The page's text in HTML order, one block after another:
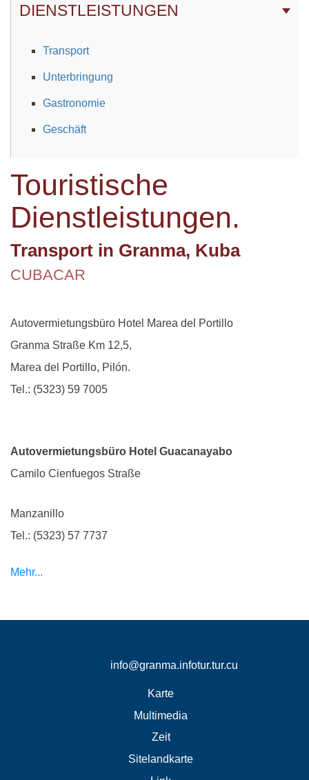
DIENSTLEISTUNGEN
Transport
Unterbringung
Gastronomie
Geschäft
Touristische
Dienstleistungen.
Transport in Granma, Kuba
CUBACAR
Autovermietungsbüro Hotel Marea del Portillo
Granma Straße Km 12,5,
Marea del Portillo, Pilón.
Tel.: (5323) 59 7005
Autovermietungsbüro Hotel Guacanayabo
Camilo Cienfuegos Straße
Manzanillo
Tel.: (5323) 57 7737
Mehr...
info@granma.infotur.tur.cu
Karte
Multimedia
Zeit
Sitelandkarte